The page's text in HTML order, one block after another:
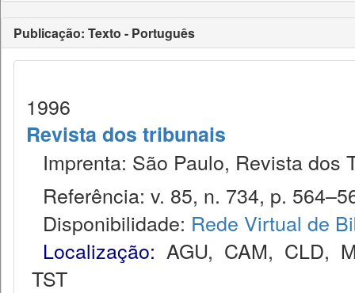
Publicação: Texto - Português
1996
Revista dos tribunais
Imprenta: São Paulo, Revista dos
Referência: v. 85, n. 734, p.
Disponibilidade: Rede Virtual de
Localização: AGU, CAM, CLD,
TST